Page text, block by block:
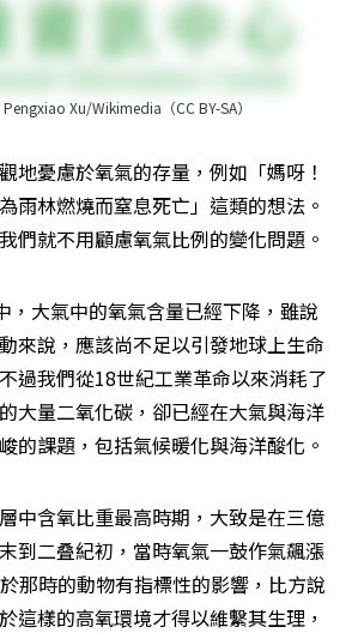
Xu/Wikimedia（CC BY-SA）
地憂慮於氧氣的存量，例如「媽呀！
雨林燃燒而窒息死亡」這類的想法。
們就不用顧慮氧氣比例的變化問題。
，大氣中的氧氣含量已經下降，雖說
來說，應該尚不足以引發地球上生命
過我們從18世紀工業革命以來消耗了
大量二氧化碳，卻已經在大氣與海洋
的課題，包括氣候暖化與海洋酸化。
中含氧比重最高時期，大致是在三億
到二叠紀初，當時氧氣一鼓作氣飆漲
那時的動物有指標性的影響，比方說
這樣的高氧環境才得以維繫其生理，